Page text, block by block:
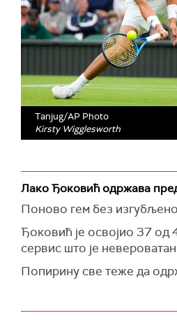
Tanjug/AP Photo
Kirsty Wigglesworth
Лако Ђоковић одржава
Поново гем без
Ђоковић је освојио 37 од
сервис што је
Попирину све теже да